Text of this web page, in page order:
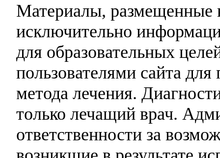
Материалы, размещенные
исключительно
для образовательных
пользователями сайта
метода лечения.
только лечащий врач.
ответственности за